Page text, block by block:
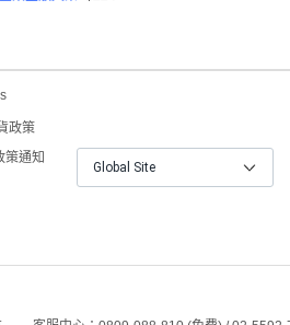
政策
策通知
Global Site